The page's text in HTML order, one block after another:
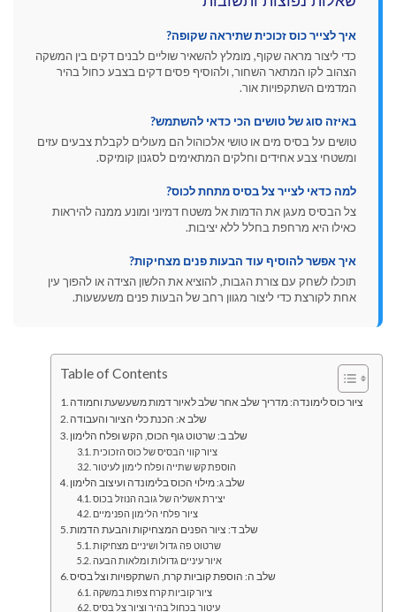
איך לצייר כוס זכוכית שתיראה שקופה?
כדי ליצור מראה שקוף, מומלץ להשאיר שוליים לבנים דקים בין המשקה
הצהוב לקו המתאר השחור, ולהוסיף פסים דקים בצבע כחול בהיר
המדמים השתקפויות אור.
באיזה סוג של טושים הכי כדאי להשתמש?
טושים על בסיס מים או טושי אלכוהול הם מעולים לקבלת צבעים עזים
ומשטחי צבע אחידים וחלקים המתאימים לסגנון קומיקס.
למה כדאי לצייר צל בסיס מתחת לכוס?
צל הבסיס מעגן את הדמות אל משטח דמיוני ומונע ממנה להיראות
כאילו היא מרחפת בחלל ללא יציבות.
איך אפשר להוסיף עוד הבעות פנים מצחיקות?
תוכלו לשחק עם צורת הגבות, להוציא את הלשון הצידה או להפוך עין
אחת לקורצת כדי ליצור מגוון רחב של הבעות פנים משעשעות.
Table of Contents
ציור כוס לימונדה: מדריך שלב אחר שלב לאיור דמות משעשעת וחמודה
שלב א: הכנת כלי הציור והעבודה
שלב ב: שרטוט גוף הכוס, הקש ופלח הלימון
ציור קווי הבסיס של כוס הזכוכית
הוספת קש שתייה ופלח לימון לעיטור
שלב ג: מילוי הכוס בלימונדה ועיצוב הלימון
יצירת אשליה של גובה הנוזל בכוס
ציור פלחי הלימון הפנימיים
שלב ד: ציור הפנים המצחיקות והבעת הדמות
שרטוט פה גדול ושיניים מצחיקות
איור עיניים גדולות ומלאות הבעה
שלב ה: הוספת קוביות קרח, השתקפויות וצל בסיס
ציור קוביות קרח צפות במשקה
עיטור בכחול בהיר וציור צל בסיס